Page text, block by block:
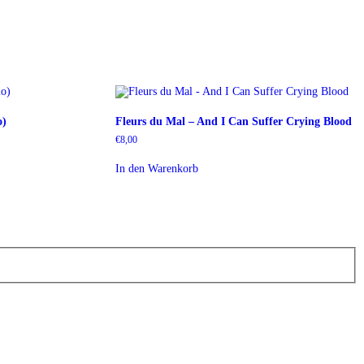
Fleurs du Mal – And I Can Suffer Crying Blood
€8,00
In den Warenkorb